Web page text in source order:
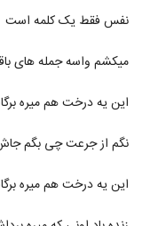
6300
نفس فقط یک کلمه است
میکشم واسه جمله های
این یه درخت هم میره
نگم از جرعت چی بگم
این یه درخت هم میره